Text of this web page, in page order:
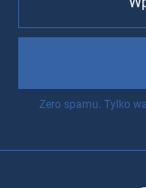
Zero spamu. Tylko